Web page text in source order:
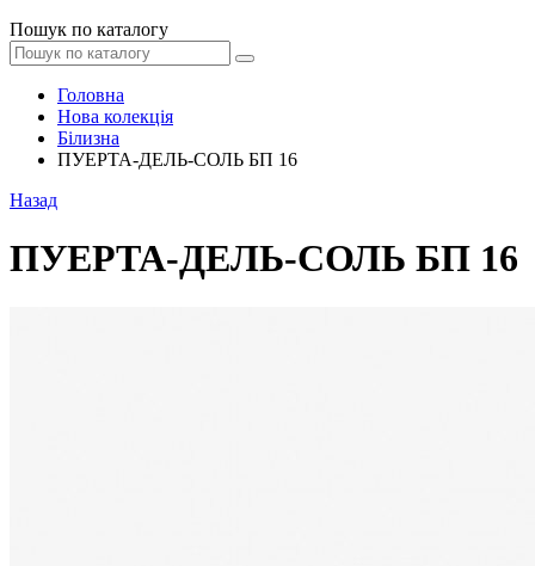
Пошук по каталогу
Головна
Нова колекція
Білизна
ПУЕРТА-ДЕЛЬ-СОЛЬ БП 16
Назад
ПУЕРТА-ДЕЛЬ-СОЛЬ БП 16